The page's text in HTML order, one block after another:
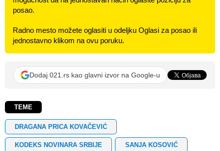
posao.
Radno mesto možete oglasiti u odeljku Oglasi za posao ili
jednostavno klikom na ovu poruku.
Dodaj 021.rs kao glavni izvor na Google-u
TEME
DRAGANA PRICA KOVAČEVIĆ
KODEKS NOVINARA SRBIJE SANJA KOSOVIĆ